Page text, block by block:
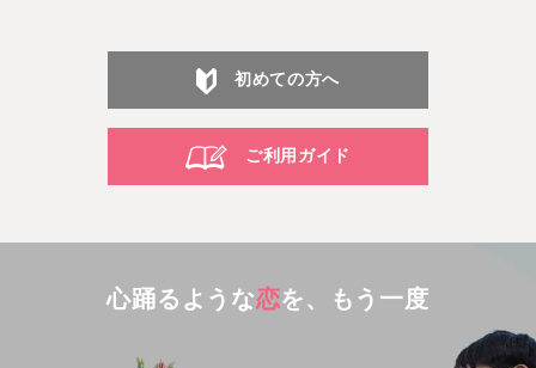
初めての方へ
ご利用ガイド
心踊るような恋を、もう一度